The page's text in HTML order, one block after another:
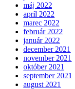
máj 2022
apríl 2022
marec 2022
február 2022
január 2022
december 2021
november 2021
október 2021
september 2021
august 2021